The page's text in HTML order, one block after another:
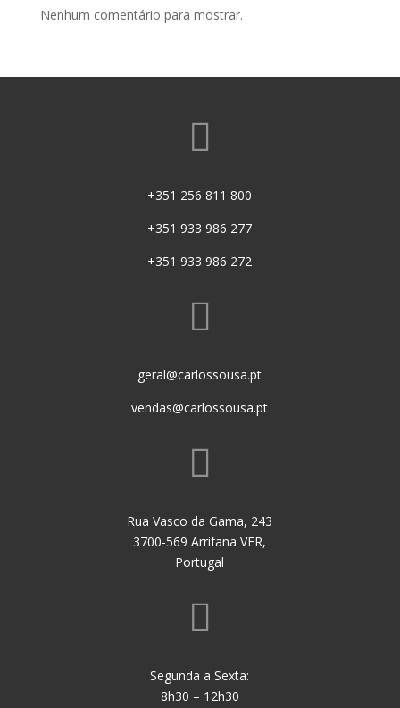
Nenhum comentário para mostrar.

+351 256 811 800
+351 933 986 277
+351 933 986 272

geral@carlossousa.pt
vendas@carlossousa.pt

Rua Vasco da Gama, 243
3700-569 Arrifana VFR,
Portugal

Segunda a Sexta:
8h30 – 12h30